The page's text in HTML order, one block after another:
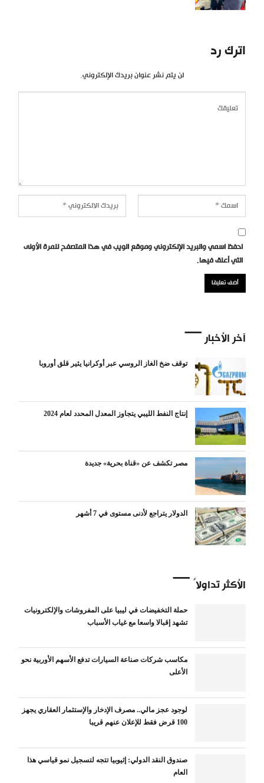
اترك رد
لن يتم نشر عنوان بريدك الإلكتروني.
احفظ اسمي والبريد الإلكتروني وموقع الويب في هذا المتصفح للمرة الأولى
التي أعلق فيها.
آخر الأخبار
توقف ضخ الغاز الروسي عبر أوكرانيا يثير قلق أوروبا
إنتاج النفط الليبي يتجاوز المعدل المحدد لعام 2024
مصر تكشف عن «قناة بحرية» جديدة
الدولار يتراجع لأدنى مستوى في 7 أشهر
الأكثر تداولاً
حملة التخفيضات في ليبيا على المفروشات والإلكترونيات
تشهد إقبالا واسعا مع غياب الأسباب
مكاسب شركات صناعة السيارات تدفع الأسهم الأوربية نحو
الأعلى
لوجود عجز مالي.. مصرف الإدخار والإستثمار العقاري يجهز
100 قرض فقط للإعلان عنهم قريبا
صندوق النقد الدولي: إثيوبيا تتجه لتسجيل نمو قياسي هذا
العام